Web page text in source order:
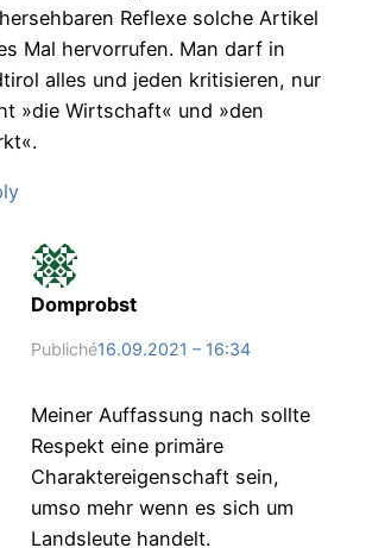
Reflexe solche Artikel
Mal hervorrufen. Man darf in
alles und jeden kritisieren, nur
»die Wirtschaft« und »den
Domprobst
Publiché16.09.2021 – 16:34
Meiner Auffassung nach sollte
Respekt eine primäre
Charaktereigenschaft sein,
umso mehr wenn es sich um
Landsleute handelt.